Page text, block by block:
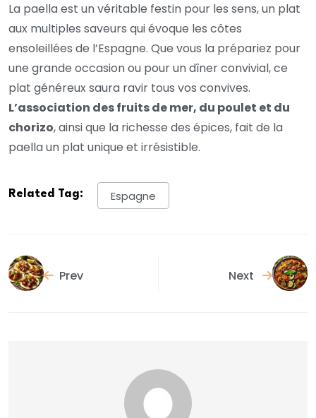
La paella est un véritable festin pour les sens, un plat
aux multiples saveurs qui évoque les côtes
ensoleillées de l’Espagne. Que vous la prépariez pour
une grande occasion ou pour un dîner convivial, ce
plat généreux saura ravir tous vos convives.
L’association des fruits de mer, du poulet et du
chorizo, ainsi que la richesse des épices, fait de la
paella un plat unique et irrésistible.
Related Tag: Espagne
Prev Next